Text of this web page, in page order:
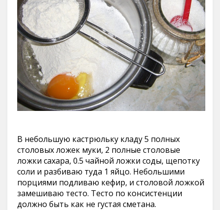
В небольшую кастрюльку кладу 5 полных
столовых ложек муки, 2 полные столовые
ложки сахара, 0.5 чайной ложки соды, щепотку
соли и разбиваю туда 1 яйцо. Небольшими
порциями подливаю кефир, и столовой ложкой
замешиваю тесто. Тесто по консистенции
должно быть как не густая сметана.